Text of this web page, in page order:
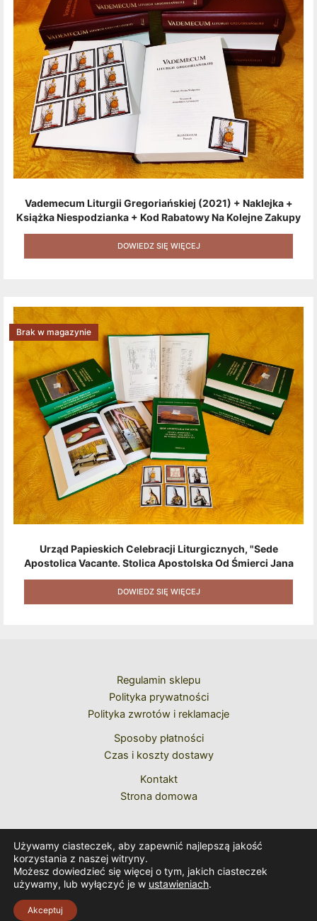
Vademecum Liturgii Gregoriańskiej (2021) + Naklejka +
Książka Niespodzianka + Kod Rabatowy Na Kolejne Zakupy
+ Gratis (książka W Formacie Elektronicznym) [zestaw 3
Produktów + Kod Rabatowy + Gratis]
DOWIEDZ SIĘ WIĘCEJ
Urząd Papieskich Celebracji Liturgicznych, "Sede
Apostolica Vacante. Stolica Apostolska Od Śmierci Jana
Pawła II Do Wyboru Benedykta XVI" [2020] + Zestaw 6
Naklejek + Książka Niespodzianka + Kod Rabatowy Na
Kolejne Zakupy
Brak w magazynie
DOWIEDZ SIĘ WIĘCEJ
Regulamin sklepu
Polityka prywatności
Polityka zwrotów i reklamacje
Sposoby płatności
Czas i koszty dostawy
Kontakt
Strona domowa
Używamy ciasteczek, aby zapewnić najlepszą jakość
korzystania z naszej witryny.
Możesz dowiedzieć się więcej o tym, jakich ciasteczek
używamy, lub wyłączyć je w ustawieniach.
Akceptuj